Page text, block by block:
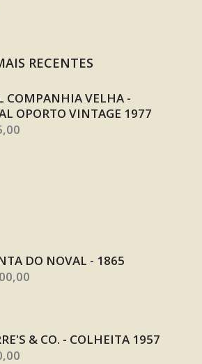
RECENTES
COMPANHIA VELHA -
OPORTO VINTAGE 1977
DO NOVAL - 1865
& CO. - COLHEITA 1957